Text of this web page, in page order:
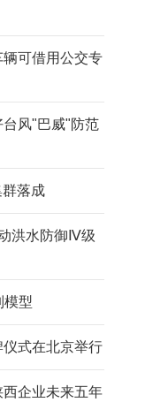
可借用公交专
风"巴威"防范
落成
洪水防御Ⅳ级
模型
式在北京举行
企业未来五年